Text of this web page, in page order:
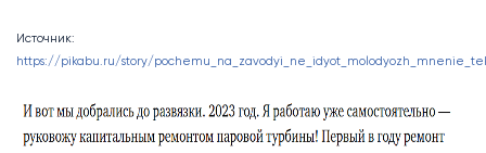
Источник:
https://pikabu.ru/story/